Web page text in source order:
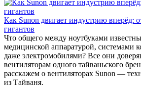
Как Sunon двигает индустрию вперёд:
гигантов
Что общего между ноутбуками
медицинской аппаратурой, системами
даже электромобилями? Все они
вентиляторам одного тайваньского
расскажем о вентиляторах Sunon —
из Тайваня.